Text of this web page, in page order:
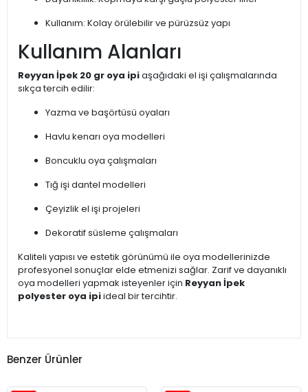
Kullanım: Kolay örülebilir ve pürüzsüz yapı
Kullanım Alanları
Reyyan İpek 20 gr oya ipiaşağıdaki el işi çalışmalarında
sıkça tercih edilir:
Yazma ve başörtüsü oyaları
Havlu kenarı oya modelleri
Boncuklu oya çalışmaları
Tığ işi dantel modelleri
Çeyizlik el işi projeleri
Dekoratif süsleme çalışmaları
Kaliteli yapısı ve estetik görünümü ile oya modellerinizde
profesyonel sonuçlar elde etmenizi sağlar. Zarif ve dayanıklı
oya modelleri yapmak isteyenler için Reyyan İpek
polyester oya ipiideal bir tercihtir.
Benzer Ürünler